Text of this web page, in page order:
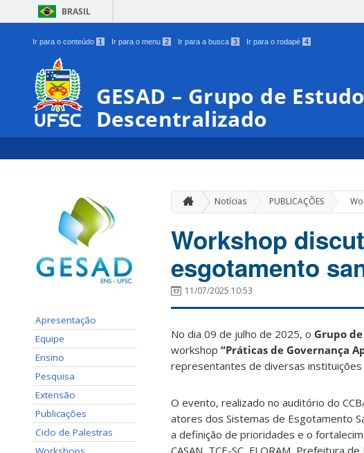
BRASIL
Ir para o conteúdo 1 Ir para o menu 2 Ir para a busca 3 Ir para o rodapé 4
GESAD – Grupo de
Descentralizado
Apresentação
Equipe
Ensino
Pesquisa
Extensão
Publicações
Ciclo de Palestras
Notícias PUBLICAÇÕES »
Workshop
esgotamento
11/07/2025 10:53
No dia 09 de julho de 2025, o Grupo
workshop “Práticas de Governança
representantes de diversas instituições
O evento, realizado no auditório do
atores dos Sistemas de Esgotamento
a definição de prioridades e o